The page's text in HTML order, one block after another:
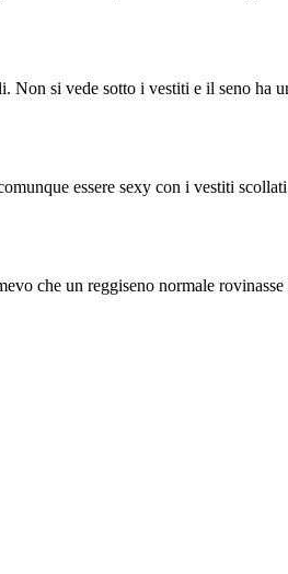
Non si vede sotto i vestiti e il seno ha
essere sexy con i vestiti
che un reggiseno normale